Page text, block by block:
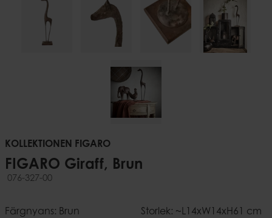
KOLLEKTIONEN FIGARO
FIGARO Giraff, Brun
076-327-00
Färgnyans: Brun Storlek: ~L14xW14xH61 cm